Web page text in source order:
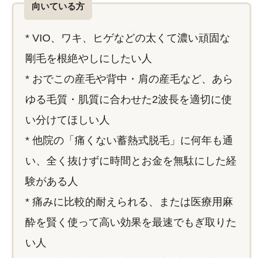
向いている方
* VIO、ワキ、ヒゲなどの太くて濃い頑固な
剛毛を根絶やしにしたい人
* おでこの産毛や背中・肩の産毛など、あら
ゆる毛質・肌質に合わせた2波長を適切に使
い分けてほしい人
* 他院の「痛くない蓄熱式脱毛」に何年も通
い、全く抜けずに時間とお金を無駄にした経
験がある人
* 痛みに比較的耐えられる、または医療用麻
酔を賢く使って高い効果を最速でもぎ取りた
い人